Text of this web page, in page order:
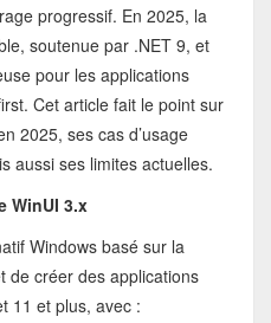
progressif. En 2025, la
soutenue par .NET 9, et
pour les applications
Cet article fait le point sur
2025, ses cas d’usage
aussi ses limites actuelles.
WinUI 3.x
Windows basé sur la
de créer des applications
11 et plus, avec :